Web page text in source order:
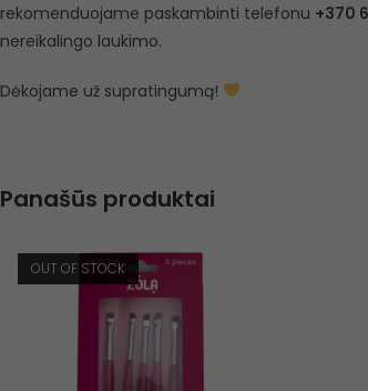
rekomenduojame paskambinti telefonu +370
nereikalingo laukimo.
Dėkojame už supratingumą!
Panašūs produktai
OUT OF STOCK